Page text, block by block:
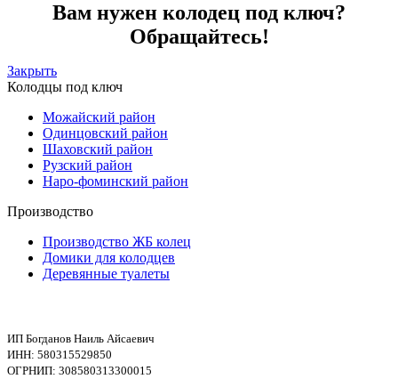
Вам нужен колодец под ключ?
Обращайтесь!
Закрыть
Колодцы под ключ
Можайский район
Одинцовский район
Шаховский район
Рузский район
Наро-фоминский район
Производство
Производство ЖБ колец
Домики для колодцев
Деревянные туалеты
ИП Богданов Наиль Айсаевич
ИНН: 580315529850
ОГРНИП: 308580313300015